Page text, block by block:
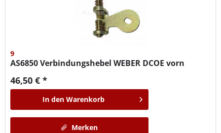
9
AS6850Verbindungshebel WEBER DCOE vorn
46,50 € *
In den Warenkorb
Merken